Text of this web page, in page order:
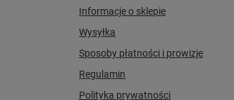
Informacje o sklepie
Wysyłka
Sposoby płatności i prowizje
Regulamin
Polityka prywatności